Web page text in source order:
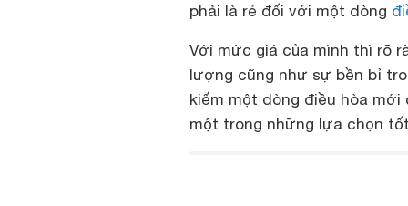
phải là rẻ đối với một dòng
Với mức giá của mình thì rõ
lượng cũng như sự bền bỉ
kiếm một dòng điều hòa mới
một trong những lựa chọn